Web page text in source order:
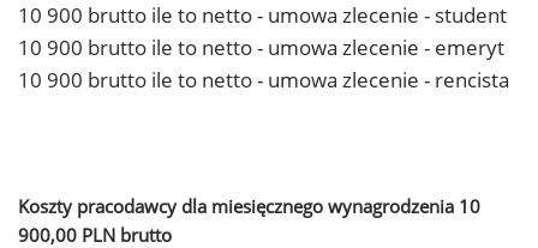
10 900 brutto ile to netto - umowa zlecenie - student
10 900 brutto ile to netto - umowa zlecenie - emeryt
10 900 brutto ile to netto - umowa zlecenie - rencista
Koszty pracodawcy dla miesięcznego wynagrodzenia 10
900,00 PLN brutto